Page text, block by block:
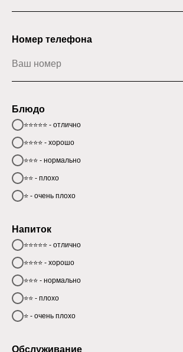
Номер телефона
Блюдо
⭐⭐⭐⭐⭐ - отлично
⭐⭐⭐⭐ - хорошо
⭐⭐⭐ - нормально
⭐⭐ - плохо
⭐ - очень плохо
Напиток
⭐⭐⭐⭐⭐ - отлично
⭐⭐⭐⭐ - хорошо
⭐⭐⭐ - нормально
⭐⭐ - плохо
⭐ - очень плохо
Обслуживание